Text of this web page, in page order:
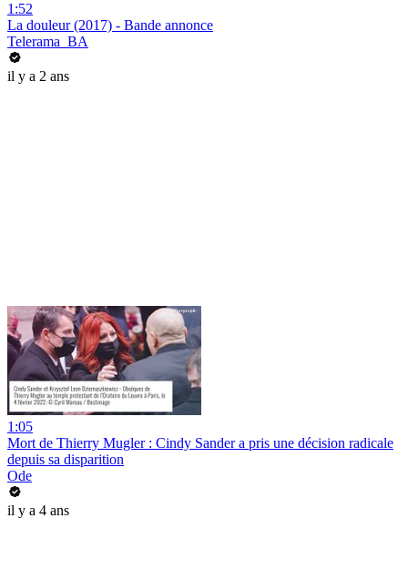
1:52
La douleur (2017) - Bande annonce
Telerama_BA
il y a 2 ans
1:05
Mort de Thierry Mugler : Cindy Sander a pris une décision radicale
depuis sa disparition
Ode
il y a 4 ans